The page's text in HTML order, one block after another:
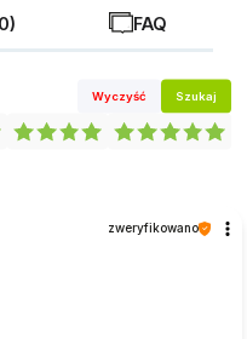
FAQ
Wyczyść Szukaj
zweryfikowano